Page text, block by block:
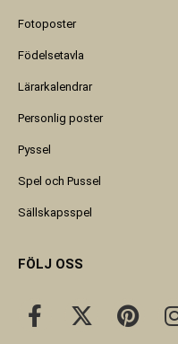
Fotoposter
Födelsetavla
Lärarkalendrar
Personlig poster
Pyssel
Spel och Pussel
Sällskapsspel
FÖLJ OSS